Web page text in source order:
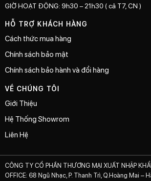
GIỜ HOẠT ĐỘNG: 9h30 – 21h30 ( cả T7, CN )
HỖ TRỢ KHÁCH HÀNG
Cách thức mua hàng
Chính sách bảo mật
Chính sách bảo hành và đổi hàng
VỀ CHÚNG TÔI
Giới Thiệu
Hệ Thống Showrom
Liên Hệ
CÔNG TY CỔ PHẦN THƯƠNG MẠI XUẤT NHẬP
OFFICE: 68 Ngũ Nhạc, P. Thanh Trì, Q.Hoàng Mai –